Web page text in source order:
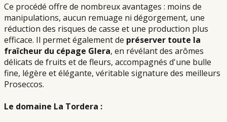
Ce procédé offre de nombreux avantages : moins de
manipulations, aucun remuage ni dégorgement, une
réduction des risques de casse et une production plus
efficace. Il permet également de préserver toute la
fraîcheur du cépage Glera, en révélant des arômes
délicats de fruits et de fleurs, accompagnés d'une bulle
fine, légère et élégante, véritable signature des meilleurs
Proseccos.
Le domaine La Tordera :